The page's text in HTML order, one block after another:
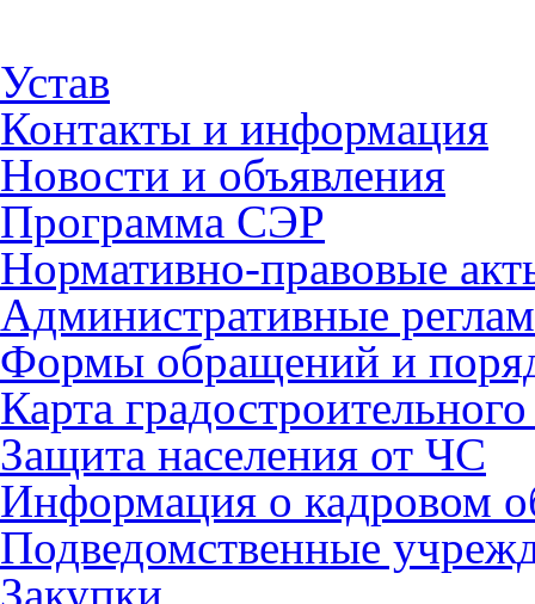
Устав
Контакты и информация
Новости и объявления
Программа СЭР
Нормативно-правовые
Административные
Формы обращений и
Карта
Защита населения от ЧС
Информация о кадровом
Подведомственные